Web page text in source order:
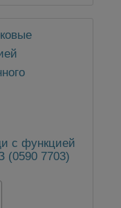
с функцией
(0590 7703)